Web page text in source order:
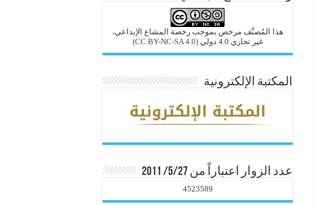
هذا المُصنَّف مرخص بموجب رخصة المشاع الإبداعي،
غير تجاري 4.0 دولي
(CC BY-NC-SA 4.0)
المكتبة الإلكترونية
عدد الزوار اعتباراً من 5/27/ 2011
4523589